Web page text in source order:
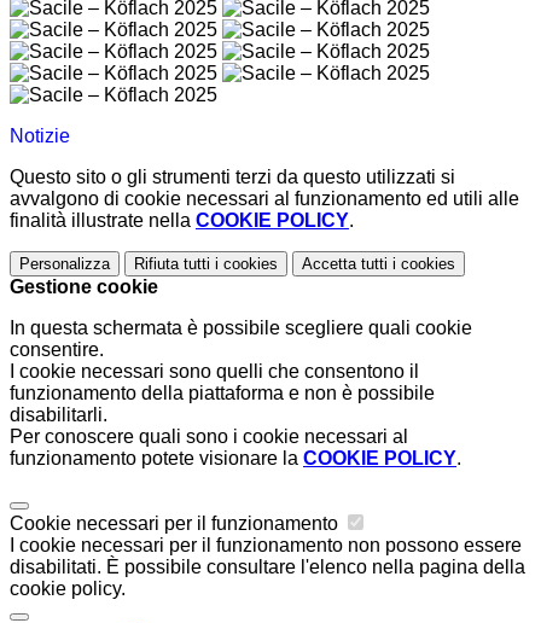
Notizie
Questo sito o gli strumenti terzi da questo utilizzati si
avvalgono di cookie necessari al funzionamento ed utili alle
finalità illustrate nella COOKIE POLICY.
Personalizza Rifiuta tutti i cookies Accetta tutti i cookies
Gestione cookie
In questa schermata è possibile scegliere quali cookie
consentire.
I cookie necessari sono quelli che consentono il
funzionamento della piattaforma e non è possibile
disabilitarli.
Per conoscere quali sono i cookie necessari al
funzionamento potete visionare la COOKIE POLICY.
Cookie necessari per il funzionamento
I cookie necessari per il funzionamento non possono essere
disabilitati. È possibile consultare l'elenco nella pagina della
cookie policy.